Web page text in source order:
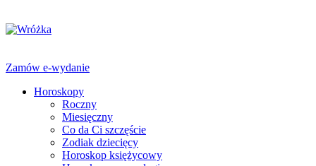
Zamów e-wydanie
Horoskopy
Roczny
Miesięczny
Co da Ci szczęście
Zodiak dziecięcy
Horoskop księżycowy